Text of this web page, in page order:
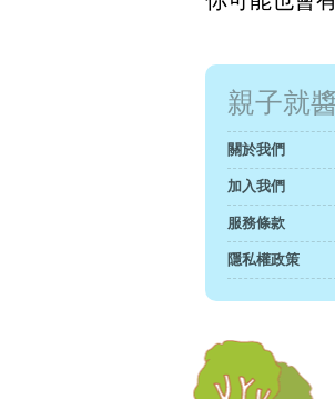
親子就
關於我們
加入我們
服務條款
隱私權政策